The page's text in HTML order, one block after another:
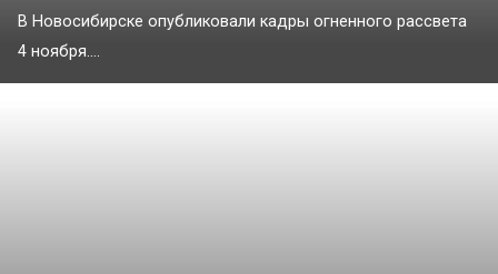
В Новосибирске опубликовали кадры огненного рассвета
4 ноября....